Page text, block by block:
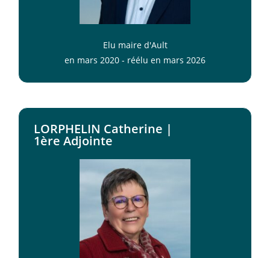
Elu maire d'Ault
en mars 2020 - réélu en mars 2026
LORPHELIN Catherine |
1ère Adjointe